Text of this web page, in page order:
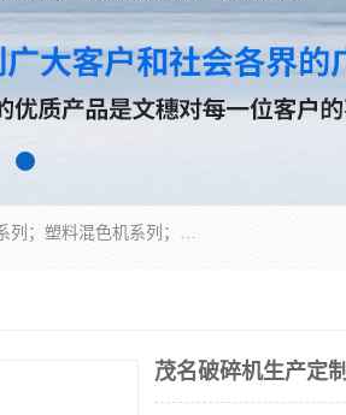
佛山文穗智能装备有限公司专业生产：机械手自动化系列；塑料粉碎机回收系列；塑料混色机系列；温度控制系列：模温机，冷水机；供料输送系列：中央供料系统，欧化/独立式吸料机，分体式吸料机；整机保修一年，易损件除外。
茂名破碎机生产定